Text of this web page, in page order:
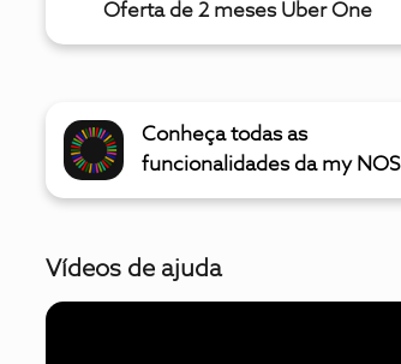
Oferta de 2 meses Uber One
Conheça todas as
funcionalidades da my NOS
Vídeos de ajuda